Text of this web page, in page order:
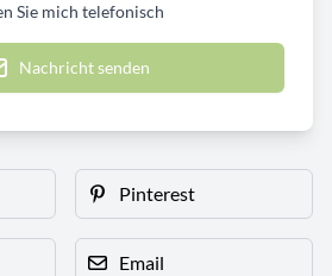
Sie mich telefonisch
Nachricht senden
Pinterest
Email